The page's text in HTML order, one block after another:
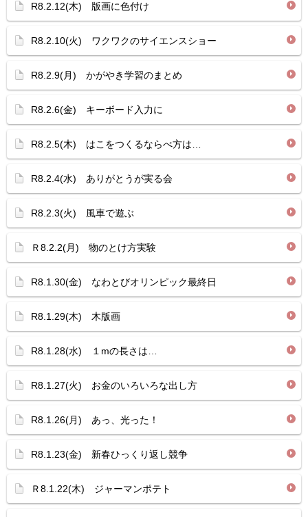
R8.2.12(木) 版画に色付け
R8.2.10(火) ワクワクのサイエンスショー
R8.2.9(月) かがやき学習のまとめ
R8.2.6(金) キーボード入力に
R8.2.5(木) はこをつくるならべ方は…
R8.2.4(水) ありがとうが実る会
R8.2.3(火) 風車で遊ぶ
Ｒ8.2.2(月) 物のとけ方実験
R8.1.30(金) なわとびオリンピック最終日
R8.1.29(木) 木版画
R8.1.28(水) １mの長さは…
R8.1.27(火) お金のいろいろな出し方
R8.1.26(月) あっ、光った！
R8.1.23(金) 新春ひっくり返し競争
Ｒ8.1.22(木) ジャーマンポテト